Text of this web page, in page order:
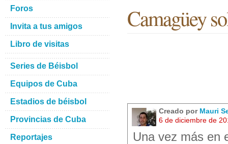
Camagüey
Creado por Mauri
6 de diciembre de
Una vez más en
Foros
Invita a tus amigos
Libro de visitas
Series de Béisbol
Equipos de Cuba
Estadios de béisbol
Provincias de Cuba
Reportajes